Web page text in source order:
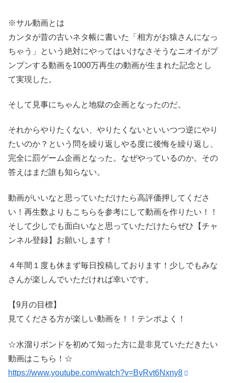
※サル動画とは
カンタが昔の古いネタ帳に書いた「相方がお猿さんになっ
ちゃう」という絶対にやってはいけなさそうなニオイがプ
ンプンする動画を1000万再生の動画が生まれた記念とし
て実現した。
そして見事にちゃんと地獄の企画となったのだ。
それからやりたくない、やりたくないといいつつ逆にやり
たいのか？という問を繰り返しやる度に後悔を繰り返し、
完全に罰ゲーム企画となった。なぜやっているのか。その
答えはまだ誰も知らない。
動画がいいなと思っていただけたら高評価押してくださ
い！再生数よりもこちらを参考にして動画を作りたい！！
そして少しでも面白いなと思っていただけたらぜひ【チャ
ンネル登録】お願いします！
４年間１度も休まず毎日投稿しております！少しでもみな
さんが楽しんでいただければ幸いです。
【9月の目標】
見てくださる方が楽しい動画を！！テンポよく！
☆水溜りボンドを初めて知った方に是非見ていただきたい
動画はこちら！☆
https://www.youtube.com/watch?v=BvRvt6Nxny8